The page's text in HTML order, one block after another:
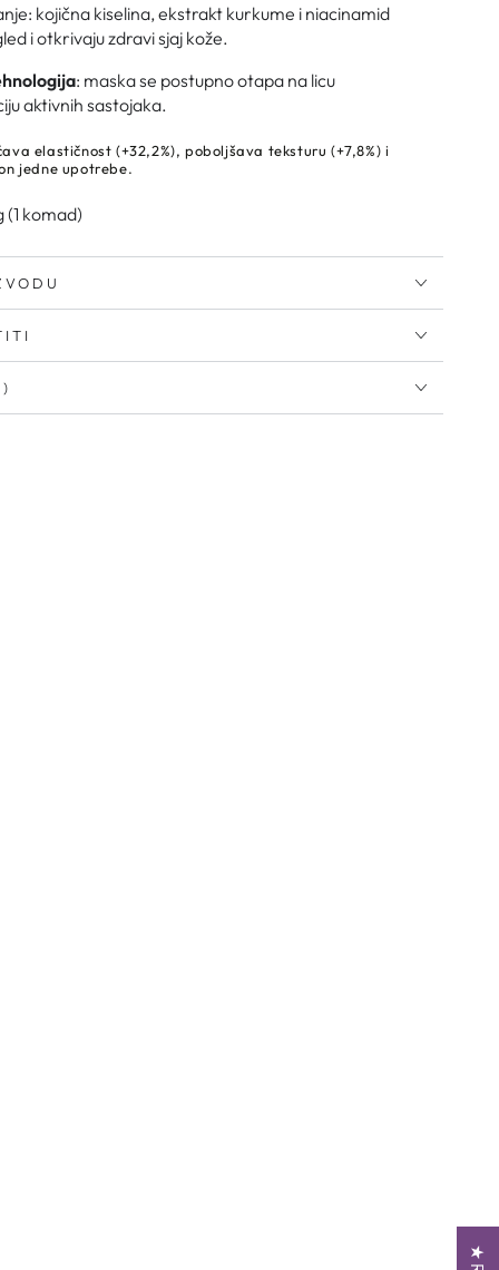
kojična kiselina, ekstrakt kurkume i niacinamid
i otkrivaju zdravi sjaj kože.
: maska se postupno otapa na licu
aktivnih sastojaka.
elastičnost (+32,2%), poboljšava teksturu (+7,8%) i
jedne upotrebe.
(1 komad)